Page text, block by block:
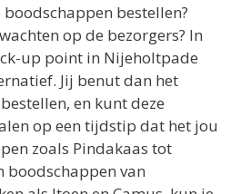
bestellen?
op de bezorgers? In
up point in Nijeholtpade
Jij benut dan het
en kunt deze
op een tijdstip dat het jou
zoals Pindakaas tot
boodschappen van